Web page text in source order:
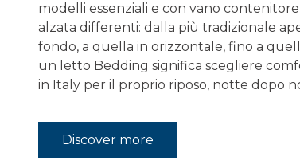
modelli essenziali e con vano
alzata differenti: dalla più tradizionale
fondo, a quella in orizzontale, fino a
un letto Bedding significa scegliere
in Italy per il proprio riposo, notte dopo
Discover more